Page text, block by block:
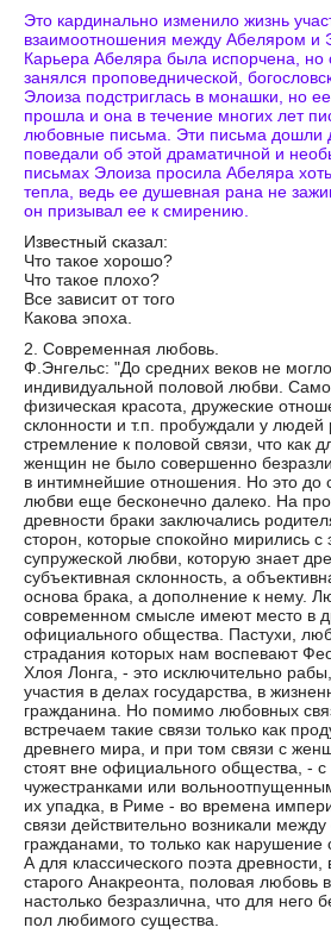
Это кардинально изменило жизнь
взаимоотношения между Абеляром и
Карьера Абеляра была испорчена, но
занялся проповеднической,
Элоиза подстриглась в монашки, но
прошла и она в течение многих лет
любовные письма. Эти письма дошли
поведали об этой драматичной и
письмах Элоиза просила Абеляра
тепла, ведь ее душевная рана не
он призывал ее к смирению.
Известный сказал:
Что такое хорошо?
Что такое плохо?
Все зависит от того
Какова эпоха.
2. Современная любовь.
Ф.Энгельс: "До средних веков не
индивидуальной половой любви.
физическая красота, дружеские
склонности и т.п. пробуждали у людей
стремление к половой связи, что как
женщин не было совершенно
в интимнейшие отношения. Но это до
любви еще бесконечно далеко. На
древности браки заключались
сторон, которые спокойно мирились
супружеской любви, которую знает
субъективная склонность, а
основа брака, а дополнение к нему.
современном смысле имеют место в
официального общества. Пастухи,
страдания которых нам воспевают
Хлоя Лонга, - это исключительно
участия в делах государства, в
гражданина. Но помимо любовных
встречаем такие связи только как
древнего мира, и при том связи с
стоят вне официального общества, - с
чужестранками или
их упадка, в Риме - во времена
связи действительно возникали
гражданами, то только как нарушение
А для классического поэта
старого Анакреонта, половая
настолько безразлична, что для него
пол любимого существа.